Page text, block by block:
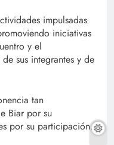
impulsadas
iniciativas
y el
sus integrantes y de
tan
Biar por su
por su participación.